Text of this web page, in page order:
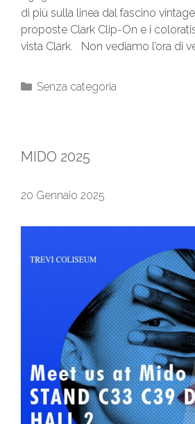
di più sulla linea dal fascino vintage
proposte Clark Clip-On e i
vista Clark. Non vediamo l’ora di
Senza categoria
MIDO 2025
20 Gennaio 2025